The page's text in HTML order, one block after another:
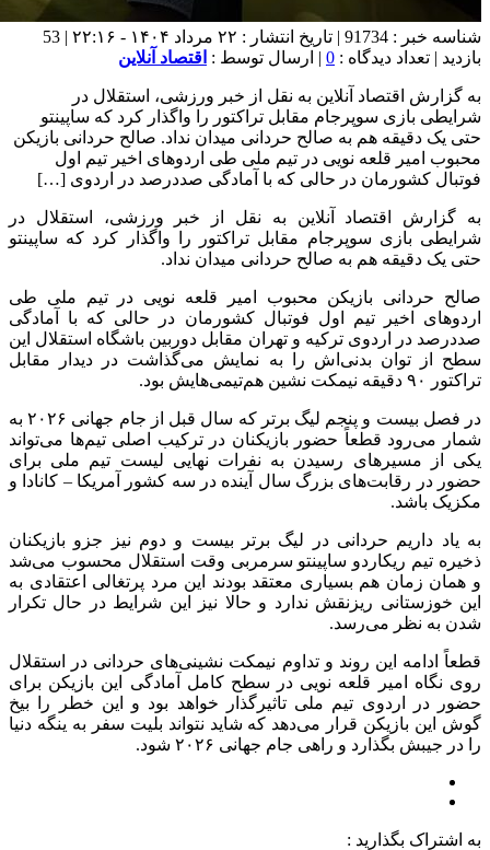
شناسه خبر : 91734 | تاریخ انتشار : ۲۲ مرداد ۱۴۰۴ - ۲۲:۱۶ | 53
بازدید | تعداد دیدگاه : 0 | ارسال توسط : اقتصاد آنلاین
به گزارش اقتصاد آنلاین به نقل از خبر ورزشی، استقلال در
شرایطی بازی سوپرجام مقابل تراکتور را واگذار کرد که ساپینتو
حتی یک دقیقه هم به صالح حردانی میدان نداد. صالح حردانی بازیکن
محبوب امیر قلعه نویی در تیم ملی طی اردوهای اخیر تیم اول
فوتبال کشورمان در حالی که با آمادگی صددرصد در اردوی […]
به گزارش اقتصاد آنلاین به نقل از خبر ورزشی، استقلال در
شرایطی بازی سوپرجام مقابل تراکتور را واگذار کرد که ساپینتو
حتی یک دقیقه هم به صالح حردانی میدان نداد.
صالح حردانی بازیکن محبوب امیر قلعه نویی در تیم ملی طی
اردوهای اخیر تیم اول فوتبال کشورمان در حالی که با آمادگی
صددرصد در اردوی ترکیه و تهران مقابل دوربین باشگاه استقلال این
سطح از توان بدنی‌اش را به نمایش می‌گذاشت در دیدار مقابل
تراکتور ۹۰ دقیقه نیمکت نشین هم‌تیمی‌هایش بود.
در فصل بیست و پنجم لیگ برتر که سال قبل از جام جهانی ۲۰۲۶ به
شمار می‌رود قطعاً حضور بازیکنان در ترکیب اصلی تیم‌ها می‌تواند
یکی از مسیرهای رسیدن به نفرات نهایی لیست تیم ملی برای
حضور در رقابت‌های بزرگ سال آینده در سه کشور آمریکا – کانادا و
مکزیک باشد.
به یاد داریم حردانی در لیگ برتر بیست و دوم نیز جزو بازیکنان
ذخیره تیم ریکاردو ساپینتو سرمربی وقت استقلال محسوب می‌شد
و همان زمان هم بسیاری معتقد بودند این مرد پرتغالی اعتقادی به
این خوزستانی ریزنقش ندارد و حالا نیز این شرایط در حال تکرار
شدن به نظر می‌رسد.
قطعاً ادامه این روند و تداوم نیمکت نشینی‌های حردانی در استقلال
روی نگاه امیر قلعه نویی در سطح کامل آمادگی این بازیکن برای
حضور در اردوی تیم ملی تاثیرگذار خواهد بود و این خطر را بیخ
گوش این بازیکن قرار می‌دهد که شاید نتواند بلیت سفر به ینگه دنیا
را در جیبش بگذارد و راهی جام جهانی ۲۰۲۶ شود.
به اشتراک بگذارید :